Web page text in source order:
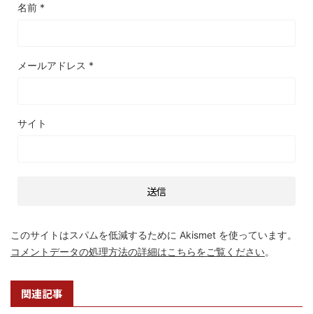
名前 *
メールアドレス *
サイト
このサイトはスパムを低減するために Akismet を使っています。
コメントデータの処理方法の詳細はこちらをご覧ください。
関連記事